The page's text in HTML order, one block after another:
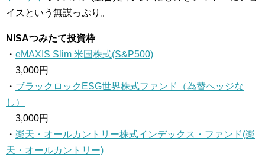
イスという無謀っぷり。
NISAつみたて投資枠
・ eMAXIS Slim 米国株式(S&P500)
3,000円
・ ブラックロックESG世界株式ファンド（為替ヘッジな
し）
3,000円
・ 楽天・オールカントリー株式インデックス・ファンド(楽
天・オールカントリー)